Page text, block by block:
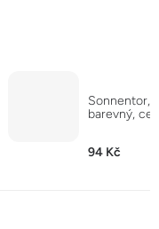
Sonnentor,
barevný,
94 Kč